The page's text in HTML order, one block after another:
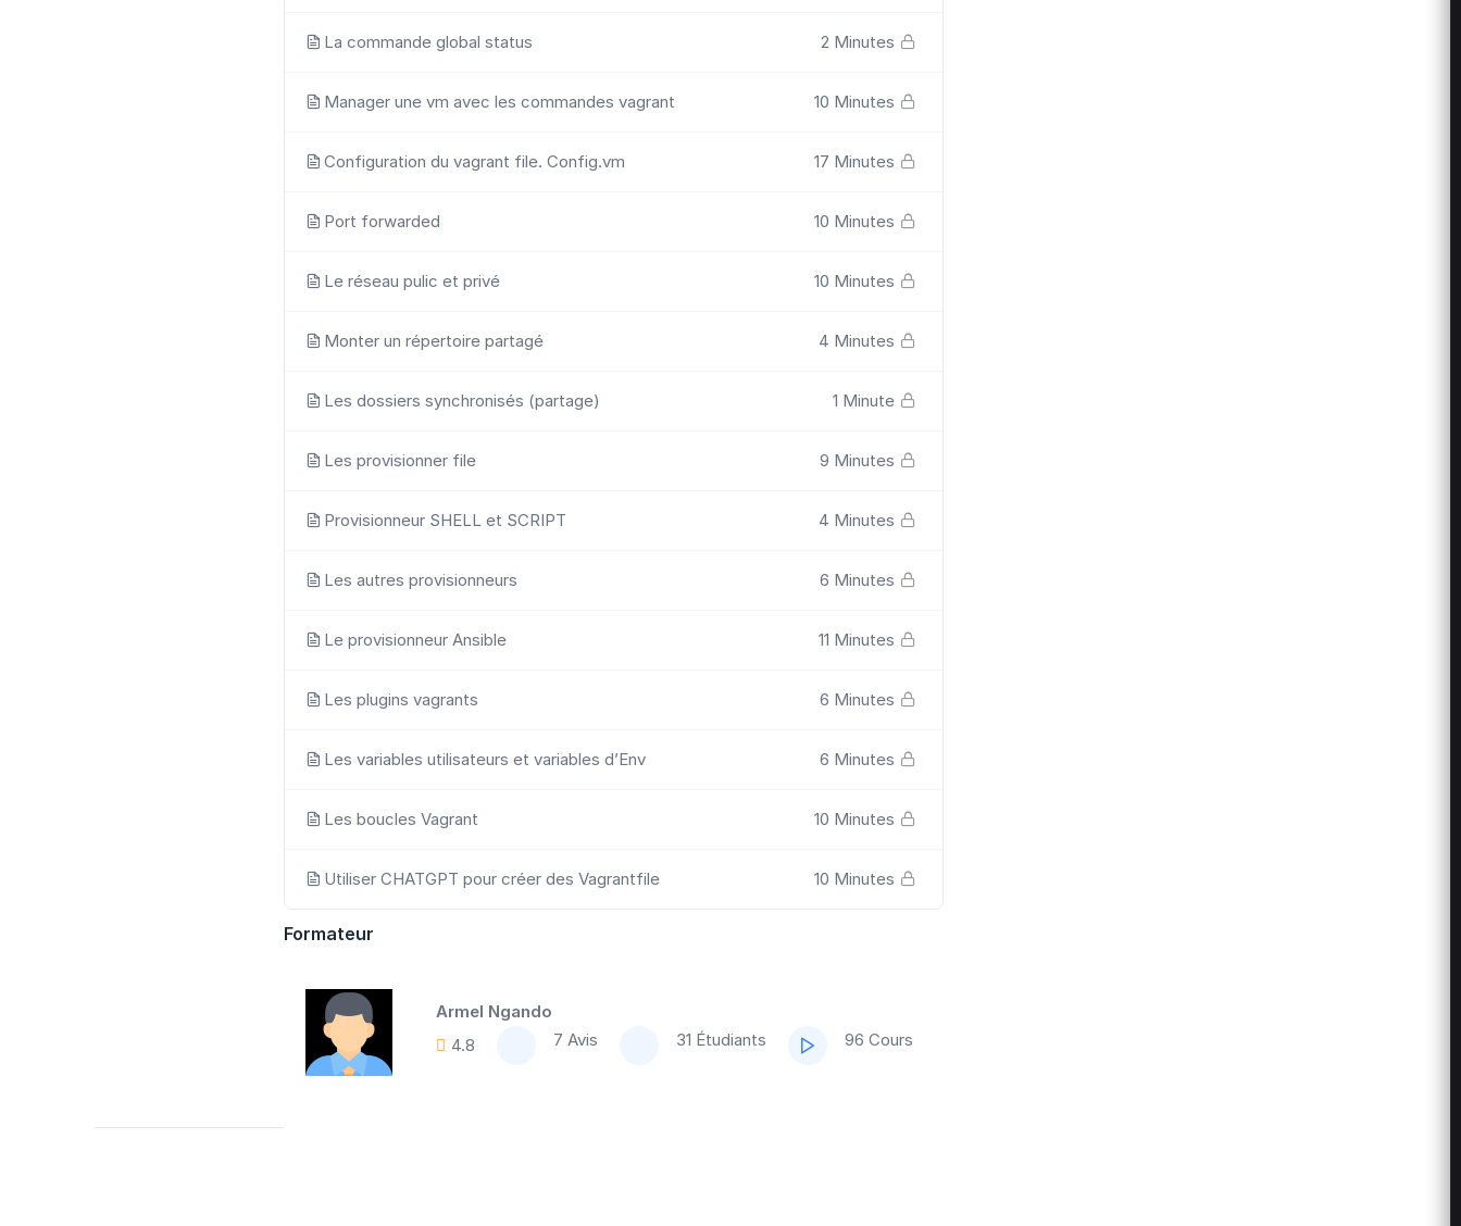
La commande global status 2 Minutes
Manager une vm avec les commandes vagrant 10 Minutes
Configuration du vagrant file. Config.vm 17 Minutes
Port forwarded 10 Minutes
Le réseau pulic et privé 10 Minutes
Monter un répertoire partagé 4 Minutes
Les dossiers synchronisés (partage) 1 Minute
Les provisionner file 9 Minutes
Provisionneur SHELL et SCRIPT 4 Minutes
Les autres provisionneurs 6 Minutes
Le provisionneur Ansible 11 Minutes
Les plugins vagrants 6 Minutes
Les variables utilisateurs et variables d’Env 6 Minutes
Les boucles Vagrant 10 Minutes
Utiliser CHATGPT pour créer des Vagrantfile 10 Minutes
Formateur
Armel Ngando
4.8
7 Avis 31 Étudiants 96 Cours